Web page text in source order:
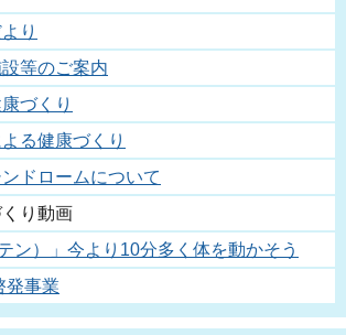
り
等のご案内
づくり
る健康づくり
ドロームについて
り動画
ン）」今より10分多く体を動かそう
発事業